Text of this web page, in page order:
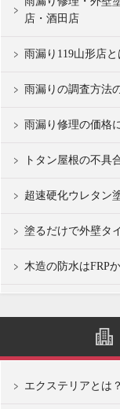
店・酒田店
雨漏り119山形店と
雨漏りの調査方法
雨漏り修理の価格
トタン屋根の不具
超速硬化ウレタン
塗るだけで外壁タ
木造の防水はFRP
エクステリアとは